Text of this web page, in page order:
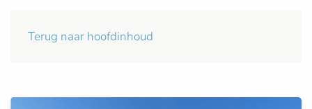
Terug naar hoofdinhoud